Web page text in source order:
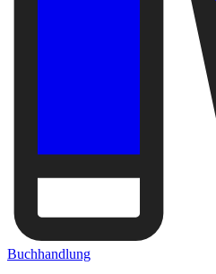
Buchhandlung